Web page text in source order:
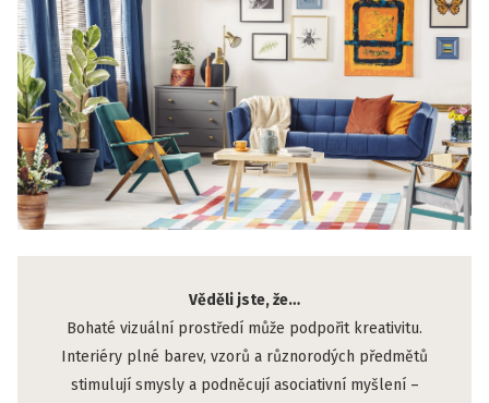
Věděli jste, že…
Bohaté vizuální prostředí může podpořit kreativitu.
Interiéry plné barev, vzorů a různorodých předmětů
stimulují smysly a podněcují asociativní myšlení –